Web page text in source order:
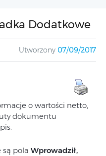
Dodatkowe
Utworzony 07/09/2017
o wartości netto,
dokumentu
pola Wprowadził,